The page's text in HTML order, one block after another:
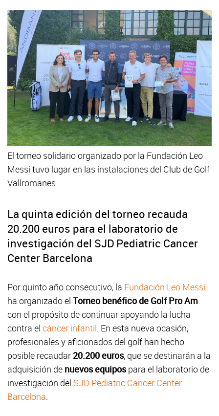
El torneo solidario organizado por la Fundación Leo
Messi tuvo lugar en las instalaciones del Club de Golf
Vallromanes.
La quinta edición del torneo recauda
20.200 euros para el laboratorio de
investigación del SJD Pediatric Cancer
Center Barcelona
Por quinto año consecutivo, la Fundación Leo Messi
ha organizado el Torneo benéfico de Golf Pro Am
con el propósito de continuar apoyando la lucha
contra el cáncer infantil. En esta nueva ocasión,
profesionales y aficionados del golf han hecho
posible recaudar 20.200 euros, que se destinarán a la
adquisición de nuevos equipospara el laboratorio de
investigación del SJD Pediatric Cancer Center
Barcelona.